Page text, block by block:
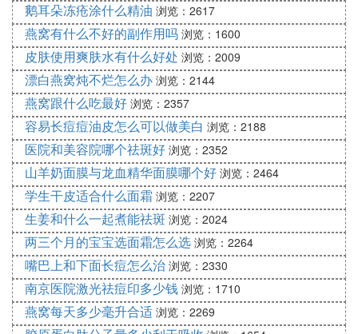
鹅耳朵冻疮涂什么精油 浏览：2617
燕窝有什么不好的副作用吗 浏览：1600
皮肤使用爽肤水有什么好处 浏览：2009
漂白燕窝炖不烂怎么办 浏览：2144
燕窝跟什么吃最好 浏览：2357
容易长痘痘油皮怎么可以做美白 浏览：2188
医院和美容院哪个祛斑好 浏览：2352
山羊奶面膜与龙血精华面膜哪个好 浏览：2464
学生干皮适合什么面霜 浏览：2207
生姜和什么一起煮能祛斑 浏览：2024
两三个月的宝宝选面霜怎么选 浏览：2264
嘴巴上和下面长痘怎么治 浏览：2330
南京医院激光祛痘印多少钱 浏览：1710
燕窝每天多少毫升合适 浏览：2269